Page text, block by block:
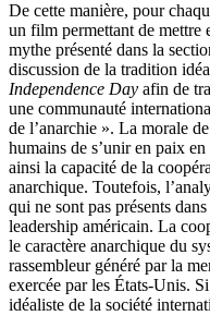
De cette manière, pour
un film permettant de mettre
mythe présenté dans la
discussion de la tradition
Independence Day afin de
une communauté
de l’anarchie ». La morale
humains de s’unir en paix
ainsi la capacité de la
anarchique. Toutefois,
qui ne sont pas présents
leadership américain. La
le caractère anarchique du
rassembleur généré par la
exercée par les États-Unis.
idéaliste de la société